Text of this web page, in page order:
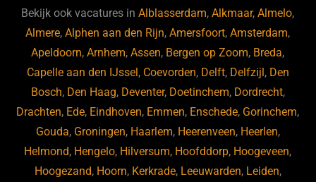
b
o
o
k
ky dI
n
Bekijk ook vacatures inAlblasserdam,Alkmaar,Almelo,
Almere,Alphen aan den Rijn,Amersfoort,Amsterdam,
Apeldoorn,Arnhem,Assen, Bergen op Zoom, Breda,
Capelle aan den IJssel, Coevorden, Delft, Delfzijl, Den
Bosch, Den Haag, Deventer, Doetinchem, Dordrecht,
Drachten, Ede, Eindhoven, Emmen, Enschede, Gorinchem,
Gouda, Groningen, Haarlem, Heerenveen, Heerlen,
Helmond, Hengelo, Hilversum, Hoofddorp, Hoogeveen,
Hoogezand, Hoorn, Kerkrade, Leeuwarden, Leiden,